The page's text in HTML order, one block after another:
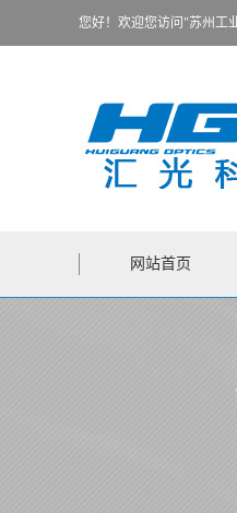
您好！欢迎您访问"苏州工
网站首页